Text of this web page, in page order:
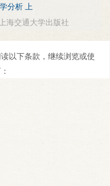
分析 上
海交通大学出版社
以下条款，继续浏览或使